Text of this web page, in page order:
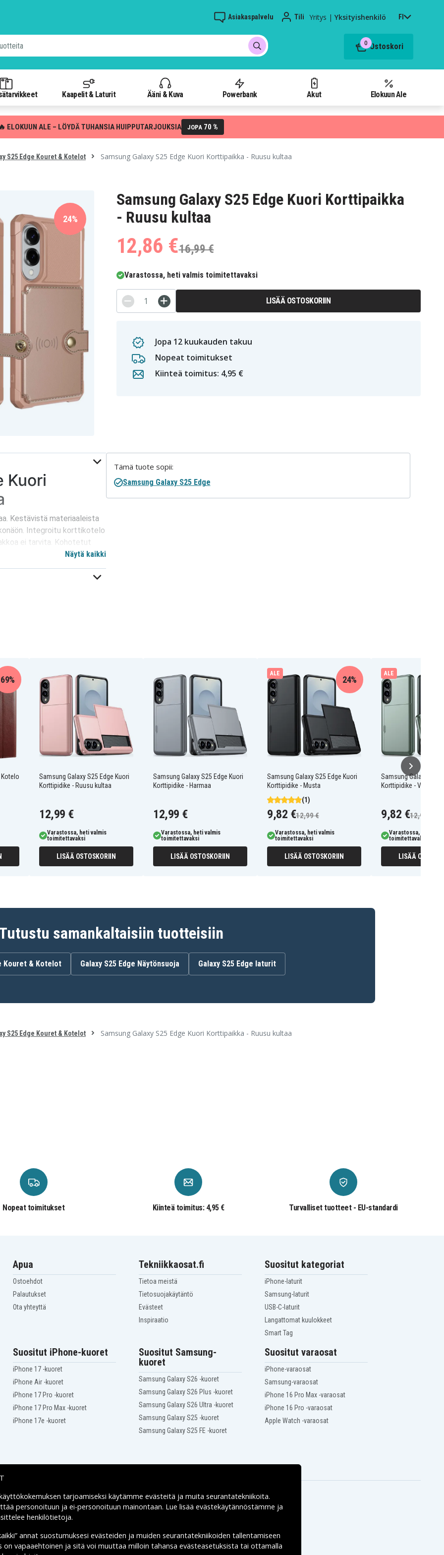
Asiakaspalvelu Tili Yritys | Yksityishenkilö FI
0 Ostoskori
Kaapelit & Laturit Ääni & Kuva Powerbank Akut Elokuun Ale
ELOKUUN ALE – LÖYDÄ TUHANSIA HUIPPUTARJOUKSIA JOPA 70 %
S25 Edge Kouret & Kotelot Samsung Galaxy S25 Edge Kuori Korttipaikka - Ruusu kultaa
Samsung Galaxy S25 Edge Kuori Korttipaikka
- Ruusu kultaa
24%
12,86 €16,99 €
Varastossa, heti valmis toimitettavaksi
LISÄÄ OSTOSKORIIN
Jopa 12 kuukauden takuu
Nopeat toimitukset
Kiinteä toimitus: 4,95 €
Kuori
Kestävistä materiaaleista
Integroitu korttikotelo
ei tarvita. Kohotetut
suorilta iskuilta. Vahvistetut
putoamisia ja iskuja
helpon kiinnityksen
Näytä kaikki
Tämä tuote sopii:
Samsung Galaxy S25 Edge
Kotelo
69%
Samsung Galaxy S25 Edge Kuori
Korttipidike - Ruusu kultaa
12,99 €
Varastossa, heti valmis
toimitettavaksi
LISÄÄ OSTOSKORIIN
Samsung Galaxy S25 Edge Kuori
Korttipidike - Harmaa
12,99 €
Varastossa, heti valmis
toimitettavaksi
LISÄÄ OSTOSKORIIN
ALE
Samsung Galaxy S25 Edge Kuori
Korttipidike - Musta
(1)
24%
9,82 €12,99 €
Varastossa, heti valmis
toimitettavaksi
LISÄÄ OSTOSKORIIN
ALE
Samsung Galaxy S25
Korttipidike - Vihreä
9,82 €12,99 €
Varastossa, heti
toimitettavaksi
LISÄÄ
samankaltaisiin tuotteisiin
Kouret & Kotelot Galaxy S25 Edge Näytönsuoja Galaxy S25 Edge laturit
S25 Edge Kouret & Kotelot Samsung Galaxy S25 Edge Kuori Korttipaikka - Ruusu kultaa
Nopeat toimitukset Kiinteä toimitus: 4,95 € Turvalliset tuotteet - EU-standardi
Apua
Ostoehdot
Palautukset
Ota yhteyttä
Tekniikkaosat.fi
Tietoa meistä
Tietosuojakäytäntö
Evästeet
Inspiraatio
Suositut kategoriat
iPhone-laturit
Samsung-laturit
USB-C-laturit
Langattomat kuulokkeet
Smart Tag
Suositut iPhone-kuoret
iPhone 17 -kuoret
iPhone Air -kuoret
iPhone 17 Pro -kuoret
iPhone 17 Pro Max -kuoret
iPhone 17e -kuoret
Suositut Samsung-
kuoret
Samsung Galaxy S26 -kuoret
Samsung Galaxy S26 Plus -kuoret
Samsung Galaxy S26 Ultra -kuoret
Samsung Galaxy S25 -kuoret
Samsung Galaxy S25 FE -kuoret
Suositut varaosat
iPhone-varaosat
Samsung-varaosat
iPhone 16 Pro Max -varaosat
iPhone 16 Pro -varaosat
Apple Watch -varaosat
Toimitusvaihtoehdottarjoamiseksi käytämme evästeitä ja muita seurantatekniikoita.
personoituun ja ei-personoituun mainontaan. Lue lisää evästekäytännöstämme ja
henkilötietoja.
annat suostumuksesi evästeiden ja muiden seurantatekniikoiden tallentamiseen
on vapaaehtoinen ja sitä voi muuttaa milloin tahansa evästeasetuksista tai ottamalla